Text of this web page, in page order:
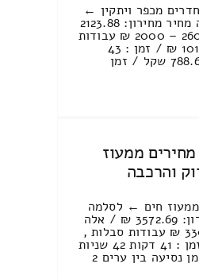
מכפר ויתקין ←
למעוז חים כולל פירוק והרכבה מחיר מחירון: 2123.88
₪ / אלה שבטווח המחירים 2600 – 2000 ₪ עבודות
סבלות , טעינה ופריקה : 1017.48 ₪ / זמן : 43
דקות 53 שניות מחיר נסיעה 788.64 שקל / זמן
ממעוז
והרכבה
חים ← לסלמה
כולל פירוק והרכבה מחיר מחירון: 3572.69 ₪ / אלה
שבטווח המחירים 4400 – 3300 ₪ עבודות סבלות ,
טעינה ופריקה : 1171.17 ₪ / זמן : 41 דקות 42 שניות
מחיר נסיעה 1910.46 שקל / זמן נסיעה בין ערים 2